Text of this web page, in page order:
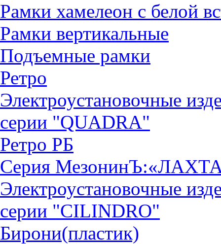
Рамки хамелеон с белой
Рамки вертикальные
Подъемные рамки
Ретро
Электроустановочные
серии "QUADRА"
Ретро РБ
Серия
Электроустановочные
серии "CILINDRO"
Бирони(пластик)